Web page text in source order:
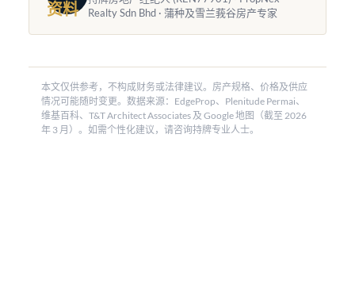
资料
Realty Sdn Bhd · 蒲种及雪兰莪谷房产专家
本文仅供参考，不构成财务或法律建议。房产规格、价格及供应
情况可能随时变更。数据来源：EdgeProp、Plenitude Permai、
维基百科、T&T Architect Associates 及 Google 地图（截至 2026
年 3 月）。如需个性化建议，请咨询持牌专业人士。